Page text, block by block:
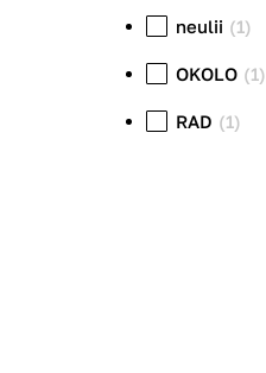
neulii (1)
OKOLO (1)
RAD (1)